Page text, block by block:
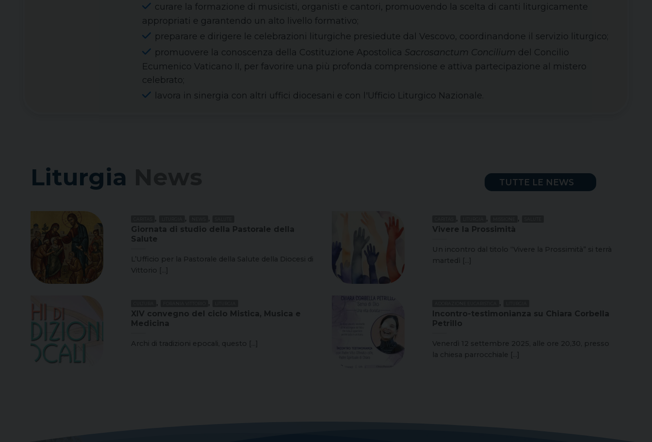
curare la formazione di musicisti, organisti e cantori, promuovendo la scelta di canti liturgicamente
appropriati e garantendo un alto livello formativo;
preparare e dirigere le celebrazioni liturgiche presiedute dal Vescovo, coordinandone il servizio liturgico;
promuovere la conoscenza della Costituzione Apostolica Sacrosanctum Concilium del Concilio
Ecumenico Vaticano II, per favorire una più profonda comprensione e attiva partecipazione al mistero
celebrato;
lavora in sinergia con altri uffici diocesani e con l'Ufficio Liturgico Nazionale.
Liturgia TUTTE LE NEWS
, , ,
Giornata di studio della Pastorale della
Salute
L’Ufficio per la Pastorale della Salute della Diocesi di
Vittorio [...]
, , ,
Vivere la Prossimità
Un incontro dal titolo “Vivere la Prossimità” si terrà
martedì [...]
, ,
XIV convegno del ciclo Mistica, Musica e
Medicina
Archi di tradizioni epocali, questo [...]
,
Incontro-testimonianza su Chiara Corbella
Petrillo
Venerdì 12 settembre 2025, alle ore 20,30, presso
la chiesa parrocchiale [...]